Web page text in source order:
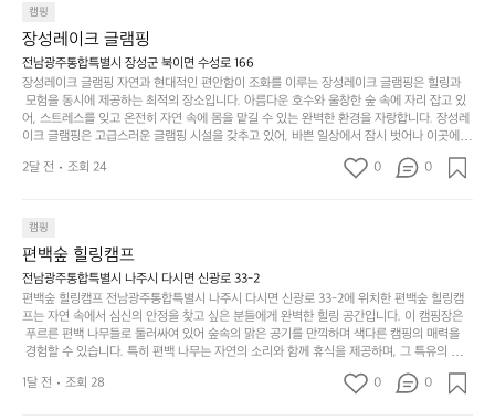
을
가
려
보
세
요.
튼
을
조
용
히
는
크
기,
무
게,
이
의
아
주
미
웃
도
어
의
경
럽
게
이
어
주
이
라
고
해
야
하
리
를
잡
았
는
으며 깊은 숙면을 취할 수 있는 기회를 제공합니다.  이곳은 자연과의 완벽한 조화를 이루며,
다채로운 야외 활동을 제공합니다. 특히 어린이들은 안전하게 놀 수 있는 놀이시설이 마련
되어 있어 부모님들과 함께 즐거운 시간을 보낼 수 있습니다. 주변의 다양한 관광지와 먹거
리를 탐험하는 재미도 포레스트 창평의 매력 중 하나입니다.  또한, 캠핑장을 방문한 후 지속
적으로 재방문하는 이들이 많아 인기가 날로 상승하고 있습니다. 포레스트 창평은 단순한 캠
핑 그 이상을 제공하며, 자연을 사랑하는 모든 이들에게 꼭 한번 경험해봐야 할 장소로 자리
잡았습니다.  인기 정도: ★★★★★
캠핑
장성레이크 글램핑
전남광주통합특별시 장성군 북이면 수성로 166
장성레이크 글램핑 자연과 현대적인 편안함이 조화를 이루는 장성레이크 글램핑은 힐링과
모험을 동시에 제공하는 최적의 장소입니다. 아름다운 호수와 울창한 숲 속에 자리 잡고 있
어, 스트레스를 잊고 온전히 자연 속에 몸을 맡길 수 있는 완벽한 환경을 자랑합니다. 장성레
이크 글램핑은 고급스러운 글램핑 시설을 갖추고 있어, 바쁜 일상에서 잠시 벗어나 이곳에
오면 사치스러운 휴식이 가능해집니다. 독립된 텐트에서 제공되는 특별한 불멍 공간은 소중
한 사람과 함께 따뜻한 이야기를 나눌 수 있는 소중한 시간을 만들어 줍니다. 또한, 주변의 자
을 창출하는 시간이 될 것입니다. 특히 식사를 좋아하는 분들에게는 매주 특별한 바비큐 파
티와 지역에서 나는 신선한 재료로 만든 다양한 요리를 제공하여 미각을 만족시켜 줍니다.
장성레이크 글램핑은 그 아름다운 경관과 최고 품질의 시설 덕분에 최근 몇 년 사이에 특히
주목받고 있는 캠핑장 중 하나입니다. 주말이면 방문객이 가득해 예약이 빠르게 차는 만큼
미리 일정을 계획하시는 것이 좋습니다. 나만의 프라이빗한 공간에서 가족 및 사랑하는 사
람들과 함께하세요. 당신의 대자연 속 힐링을 기다리는 장성레이크 글램핑은 언젠가 반드시
방문해봐야 할 명소로 자리매김하였습니다. 인기 정도: ★★★★★
2달 전 조회 24 0 0
캠핑
편백숲 힐링캠프
전남광주통합특별시 나주시 다시면 신광로 33-2
편백숲 힐링캠프 전남광주통합특별시 나주시 다시면 신광로 33-2에 위치한 편백숲 힐링캠
프는 자연 속에서 심신의 안정을 찾고 싶은 분들에게 완벽한 힐링 공간입니다. 이 캠핑장은
푸르른 편백 나무들로 둘러싸여 있어 숲속의 맑은 공기를 만끽하며 색다른 캠핑의 매력을
경험할 수 있습니다. 특히 편백 나무는 자연의 소리와 함께 휴식을 제공하며, 그 특유의 아로
마향이 심리적 안정감을 가져다줍니다. 이곳에서 아침 햇살을 맞으며 조용한 숲속에서의 커
피 한 잔은 그 어떤 도시의 카페에서 느끼기 힘든 특별함을 선사합니다. 편백숲 힐링캠프는
1달 전 조회 28 0 0